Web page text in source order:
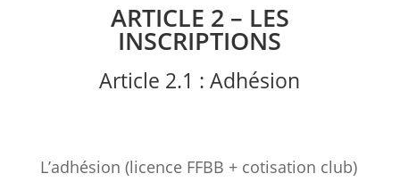
ARTICLE 2 – LES
INSCRIPTIONS
Article 2.1 : Adhésion
L’adhésion (licence FFBB + cotisation club)